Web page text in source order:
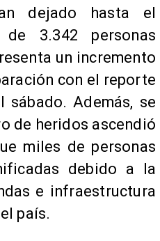
dejado hasta el
3.342 personas
un incremento
con el reporte
sábado. Además, se
de heridos ascendió
miles de personas
debido a la
e infraestructura
país.